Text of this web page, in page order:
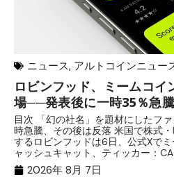
ニュース, アルトコインニュー
ロビンフッド、ミームコ
場──発表後に一時35％急騰
目次 「幻の社名」を題材にしたフ
時急騰、その後は反落 米国で株式
するロビンフッドは6日、公式Xで
ャッシュキャット、ティッカー：
2026年 8月 7日